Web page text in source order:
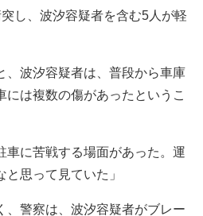
し、波汐容疑者を含む5人が軽
、波汐容疑者は、普段から車庫
には複数の傷があったというこ
車に苦戦する場面があった。運
思って見ていた」
、警察は、波汐容疑者がブレー